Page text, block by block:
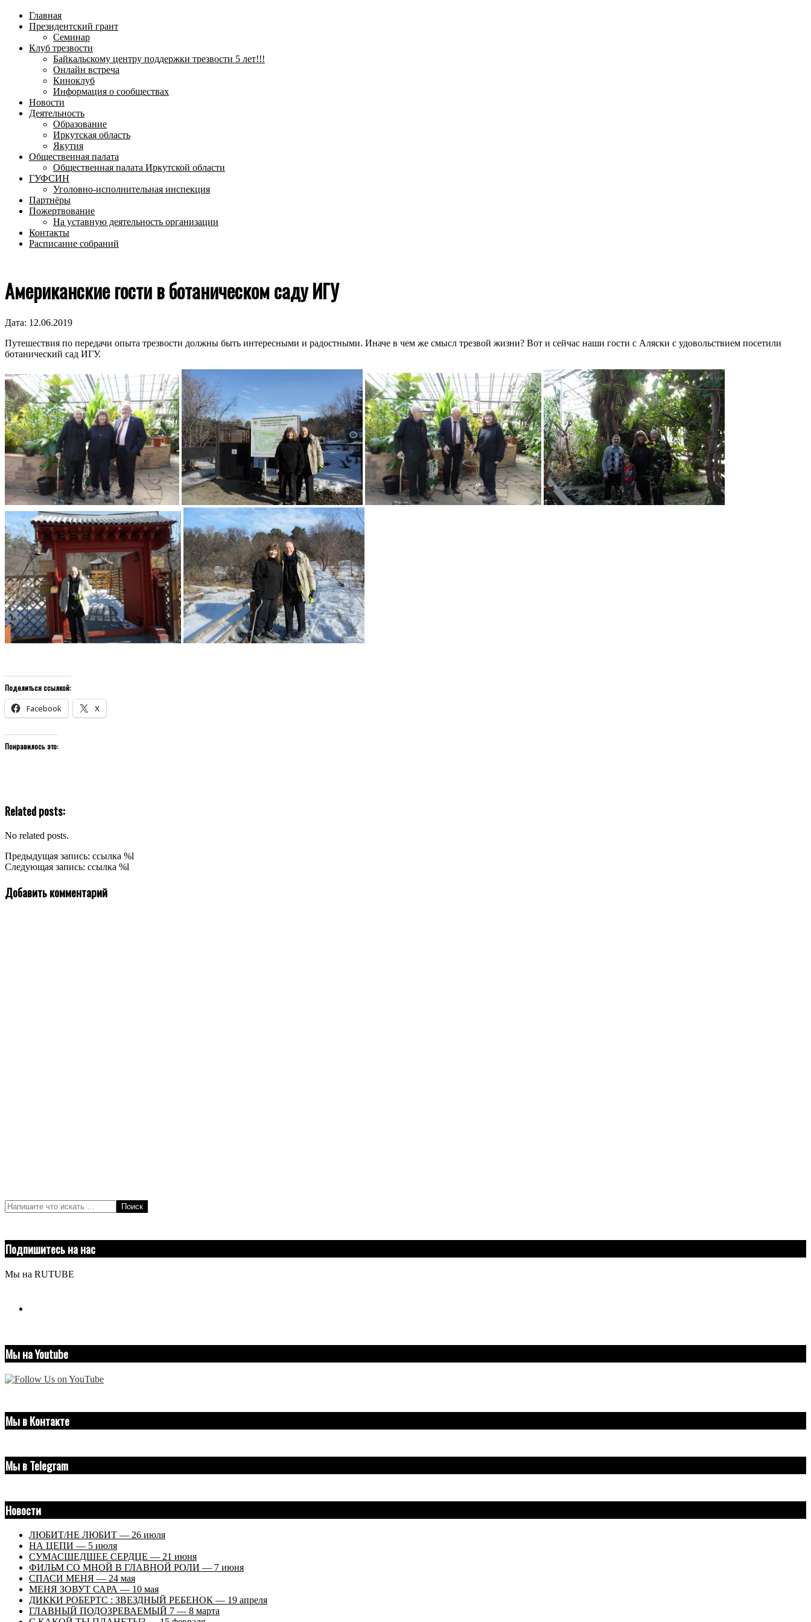
меню
Главная
Президентский грант
Семинар
Клуб трезвости
Байкальскому центру поддержки трезвости 5 лет!!!
Онлайн встреча
Киноклуб
Информация о сообществах
Новости
Деятельность
Образование
Иркутская область
Якутия
Общественная палата
Общественная палата Иркутской области
ГУФСИН
Уголовно-исполнительная инспекция
Партнёры
Пожертвование
На уставную деятельность организации
Контакты
Расписание собраний
Американские гости в ботаническом саду ИГУ
Дата: 12.06.2019
Путешествия по передачи опыта трезвости должны быть интересными и радостными. Иначе в чем же смысл трезвой жизни? Вот и сейчас наши гости с Аляски с удовольствием посетили
ботанический сад ИГУ.
Поделиться ссылкой:
Facebook X
Понравилось это:
Related posts:
No related posts.
2019-
06-
Предыдущая запись: ссылка %l
Следующая запись: ссылка %l
Добавить комментарий
Поиск
Подпишитесь на нас
Мы на RUTUBE
Мы на Youtube
Мы в Контакте
Мы в Telegram
Новости
ЛЮБИТ/НЕ ЛЮБИТ — 26 июля
НА ЦЕПИ — 5 июля
СУМАСШЕДШЕЕ СЕРДЦЕ — 21 июня
ФИЛЬМ СО МНОЙ В ГЛАВНОЙ РОЛИ — 7 июня
СПАСИ МЕНЯ — 24 мая
МЕНЯ ЗОВУТ САРА — 10 мая
ДИККИ РОБЕРТС : ЗВЕЗДНЫЙ РЕБЕНОК — 19 апреля
ГЛАВНЫЙ ПОДОЗРЕВАЕМЫЙ 7 — 8 марта